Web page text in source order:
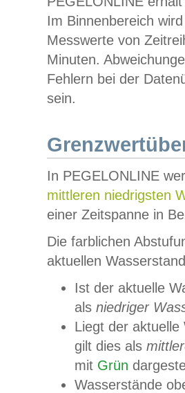
Im Binnenbereich
Messwerte von
Minuten.
Fehlern bei der
sein.
In PEGELONLINE
mittleren niedrigsten
einer Zeitspanne in
Die farblichen
aktuellen
Ist der aktuelle
als niedriger
Liegt der
gilt dies als
mit Grün
Wasserstände